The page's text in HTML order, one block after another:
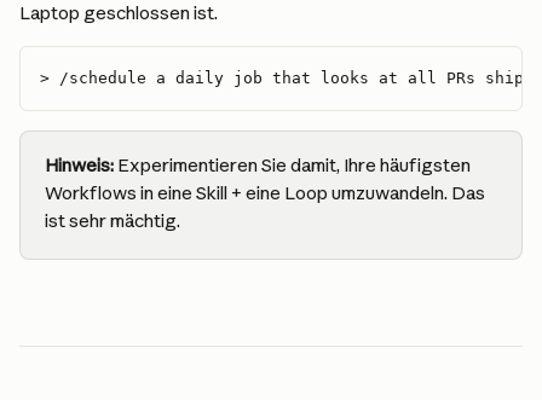
Laptop geschlossen ist.
> /schedule a daily job that looks at all PRs shipped
Hinweis: Experimentieren Sie damit, Ihre häufigsten
Workflows in eine Skill + eine Loop umzuwandeln. Das
ist sehr mächtig.